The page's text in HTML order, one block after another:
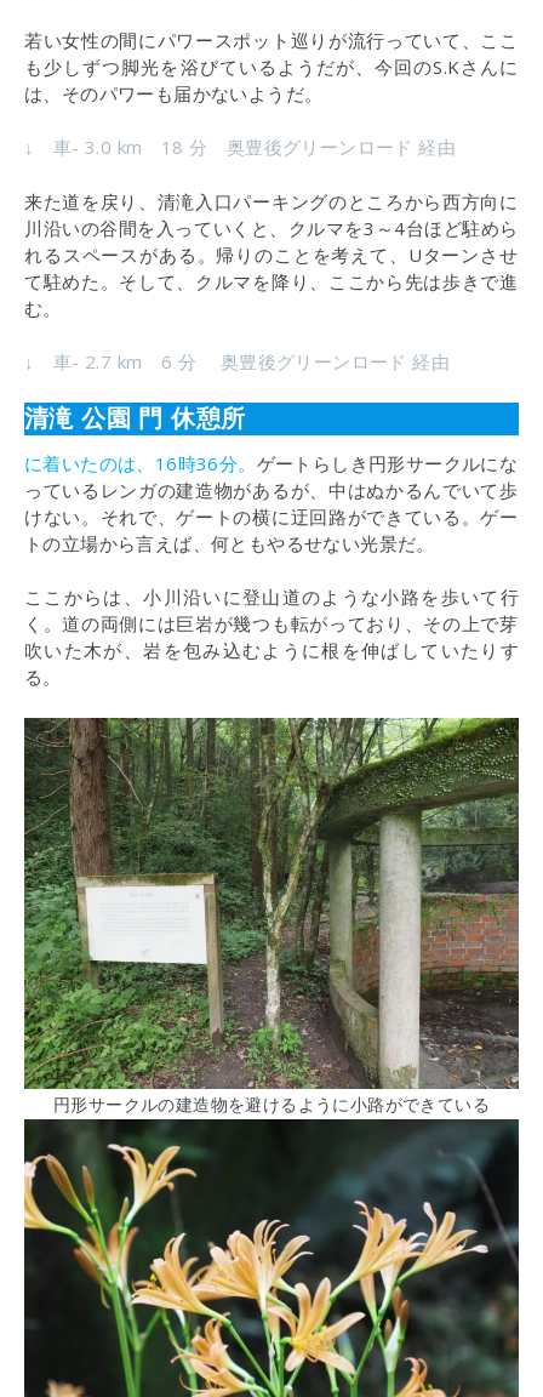
若い女性の間にパワースポット巡りが流行っていて、ここ
も少しずつ脚光を浴びているようだが、今回のS.Kさんに
は、そのパワーも届かないようだ。
↓ 車- 3.0 km 18 分 奥豊後グリーンロード 経由
来た道を戻り、清滝入口パーキングのところから西方向に
川沿いの谷間を入っていくと、クルマを3～4台ほど駐めら
れるスペースがある。帰りのことを考えて、Uターンさせ
て駐めた。そして、クルマを降り、ここから先は歩きで進
む。
↓ 車- 2.7 km 6 分 奥豊後グリーンロード 経由
清滝 公園 門 休憩所
に着いたのは、16時36分。 ゲートらしき円形サークルにな
っているレンガの建造物があるが、中はぬかるんでいて歩
けない。それで、ゲートの横に迂回路ができている。ゲー
トの立場から言えば、何ともやるせない光景だ。
ここからは、小川沿いに登山道のような小路を歩いて行
く。道の両側には巨岩が幾つも転がっており、その上で芽
吹いた木が、岩を包み込むように根を伸ばしていたりす
る。
円形サークルの建造物を避けるように小路ができている